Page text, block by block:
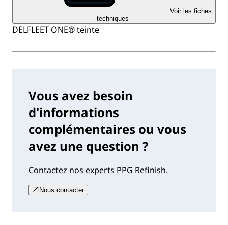
Voir les fiches
techniques
DELFLEET ONE® teinte
Vous avez besoin
d'informations
complémentaires ou vous
avez une question ?
Contactez nos experts PPG Refinish.
Nous contacter